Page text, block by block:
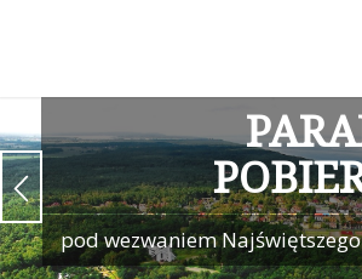
pod wezwaniem Najświętszego